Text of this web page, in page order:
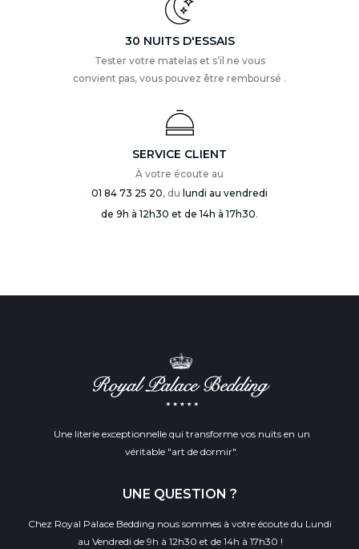
30 NUITS D'ESSAIS
Tester votre matelas et s’il ne vous
convient pas, vous pouvez être remboursé .
SERVICE CLIENT
À votre écoute au
01 84 73 25 20, du lundi au vendredi
de 9h à 12h30 et de 14h à 17h30.
Une literie exceptionnelle qui transforme vos nuits en un
véritable "art de dormir".
UNE QUESTION ?
Chez Royal Palace Bedding nous sommes à votre écoute du Lundi
au Vendredi de 9h à 12h30 et de 14h à 17h30 !